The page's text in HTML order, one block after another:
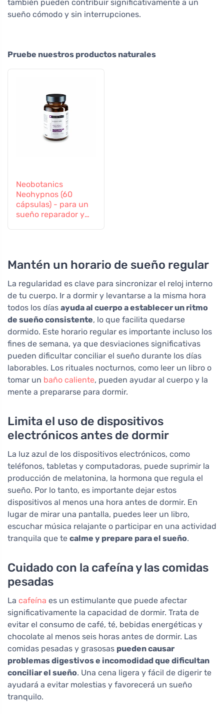
también pueden contribuir significativamente a un
sueño cómodo y sin interrupciones.
Pruebe nuestros productos naturales
Neobotanics
Neohypnos (60
cápsulas) - para un
sueño reparador y
Mantén un horario de sueño regular
La regularidad es clave para sincronizar el reloj interno
de tu cuerpo. Ir a dormir y levantarse a la misma hora
todos los días ayuda al cuerpo a establecer un ritmo
de sueño consistente, lo que facilita quedarse
dormido. Este horario regular es importante incluso los
fines de semana, ya que desviaciones significativas
pueden dificultar conciliar el sueño durante los días
laborables. Los rituales nocturnos, como leer un libro o
tomar un baño caliente, pueden ayudar al cuerpo y la
mente a prepararse para dormir.
Limita el uso de dispositivos
electrónicos antes de dormir
La luz azul de los dispositivos electrónicos, como
teléfonos, tabletas y computadoras, puede suprimir la
producción de melatonina, la hormona que regula el
sueño. Por lo tanto, es importante dejar estos
dispositivos al menos una hora antes de dormir. En
lugar de mirar una pantalla, puedes leer un libro,
escuchar música relajante o participar en una actividad
tranquila que te calme y prepare para el sueño.
Cuidado con la cafeína y las comidas
pesadas
La cafeína es un estimulante que puede afectar
significativamente la capacidad de dormir. Trata de
evitar el consumo de café, té, bebidas energéticas y
chocolate al menos seis horas antes de dormir. Las
comidas pesadas y grasosas pueden causar
problemas digestivos e incomodidad que dificultan
conciliar el sueño. Una cena ligera y fácil de digerir te
ayudará a evitar molestias y favorecerá un sueño
tranquilo.